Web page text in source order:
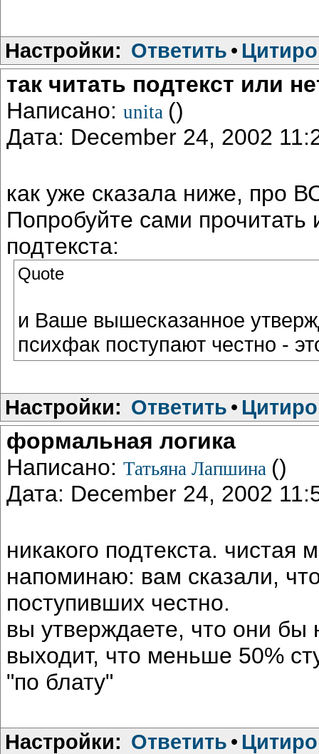
Настройки: Ответить •
так читать подтекст или
Написано: unita ()
Дата: December 24, 2002
как уже сказала ниже, про
Попробуйте сами
подтекста:
Quote
и Ваше вышесказанное
психфак поступают честно -
Настройки: Ответить •
формальная логика
Написано: Татьяна Лапшина ()
Дата: December 24, 2002
никакого подтекста. чистая
напоминаю: вам сказали,
поступивших честно.
вы утверждаете, что они бы
выходит, что меньше 50%
"по блату"
Настройки: Ответить •